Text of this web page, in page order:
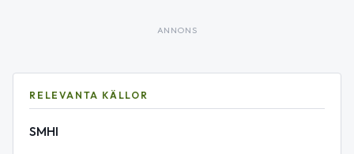
ANNONS
RELEVANTA KÄLLOR
SMHI